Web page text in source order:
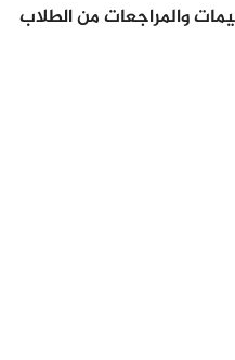
والمراجعات من الطلاب